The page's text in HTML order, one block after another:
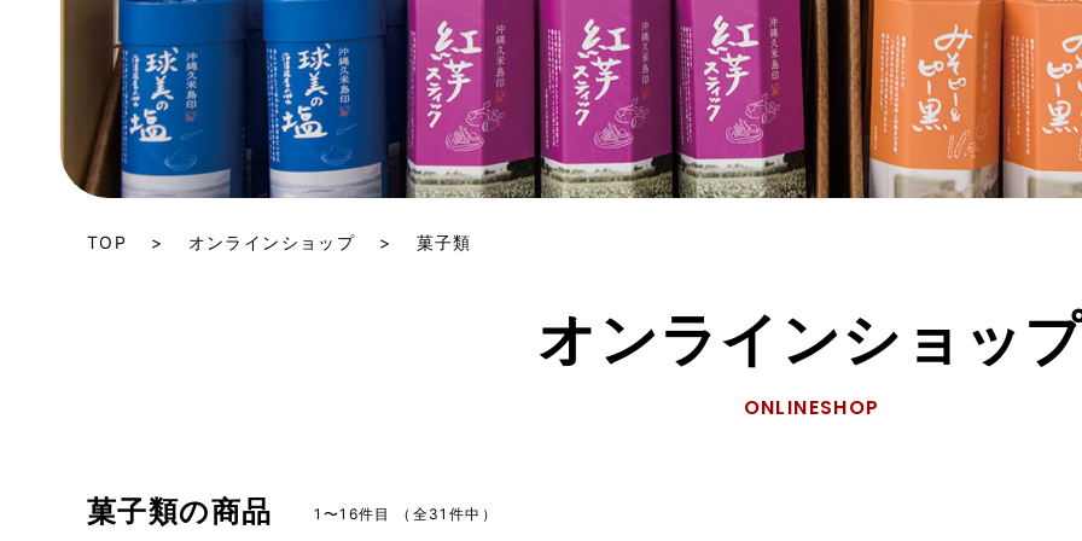
TOP オンラインショップ 菓子類
オンラインショッ
ONLINESHOP
菓子類の商品 1〜16件目 （全31件中）